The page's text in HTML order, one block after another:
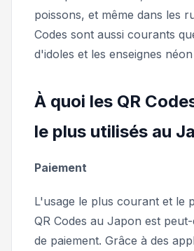
poissons, et même dans les
Codes sont aussi courants
d'idoles et les enseignes
À quoi les QR
le plus utilisés au
Paiement
L'usage le plus courant et le
QR Codes au Japon est
de paiement. Grâce à des